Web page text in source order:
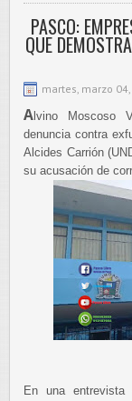
PASCO:
QUE
martes, marzo 04,
A lvino Moscoso
denuncia contra
Alcides Carrión
su acusación de
En una